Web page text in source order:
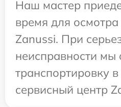
Наш мастер
время для
Zanussi. При
неисправности мы
транспортировку
сервисный центр